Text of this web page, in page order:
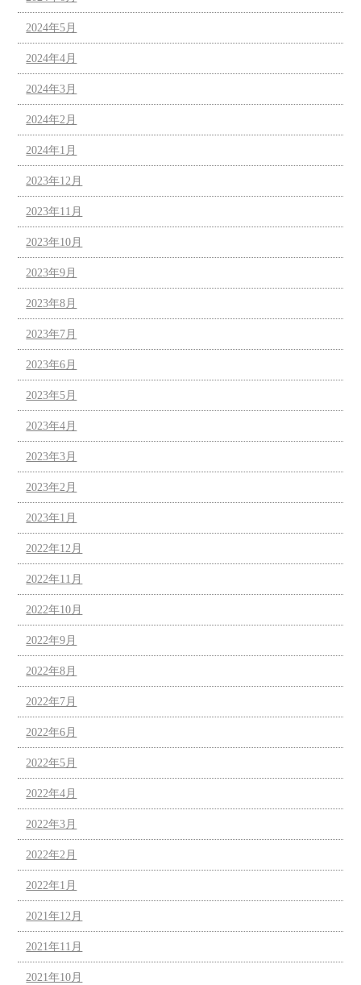
2024年5月
2024年4月
2024年3月
2024年2月
2024年1月
2023年12月
2023年11月
2023年10月
2023年9月
2023年8月
2023年7月
2023年6月
2023年5月
2023年4月
2023年3月
2023年2月
2023年1月
2022年12月
2022年11月
2022年10月
2022年9月
2022年8月
2022年7月
2022年6月
2022年5月
2022年4月
2022年3月
2022年2月
2022年1月
2021年12月
2021年11月
2021年10月